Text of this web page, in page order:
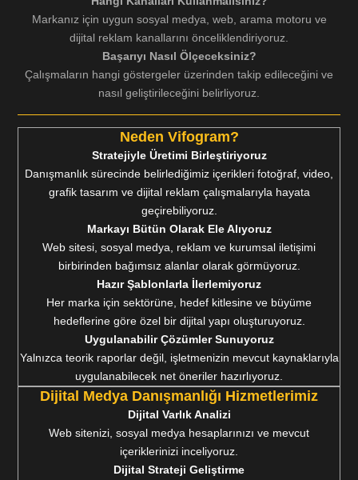
Markanız için uygun sosyal medya, web, arama motoru ve
dijital reklam kanallarını önceliklendiriyoruz.
Başarıyı Nasıl Ölçeceksiniz?
Çalışmaların hangi göstergeler üzerinden takip edileceğini ve
nasıl geliştirileceğini belirliyoruz.
Neden Vifogram?
Stratejiyle Üretimi Birleştiriyoruz
Danışmanlık sürecinde belirlediğimiz içerikleri fotoğraf, video,
grafik tasarım ve dijital reklam çalışmalarıyla hayata
geçirebiliyoruz.
Markayı Bütün Olarak Ele Alıyoruz
Web sitesi, sosyal medya, reklam ve kurumsal iletişimi
birbirinden bağımsız alanlar olarak görmüyoruz.
Hazır Şablonlarla İlerlemiyoruz
Her marka için sektörüne, hedef kitlesine ve büyüme
hedeflerine göre özel bir dijital yapı oluşturuyoruz.
Uygulanabilir Çözümler Sunuyoruz
Yalnızca teorik raporlar değil, işletmenizin mevcut kaynaklarıyla
uygulanabilecek net öneriler hazırlıyoruz.
Dijital Medya Danışmanlığı Hizmetlerimiz
Dijital Varlık Analizi
Web sitenizi, sosyal medya hesaplarınızı ve mevcut
içeriklerinizi inceliyoruz.
Dijital Strateji Geliştirme